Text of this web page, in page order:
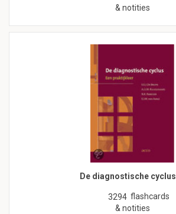
& notities
De diagnostische cyclus
3294 flashcards
& notities